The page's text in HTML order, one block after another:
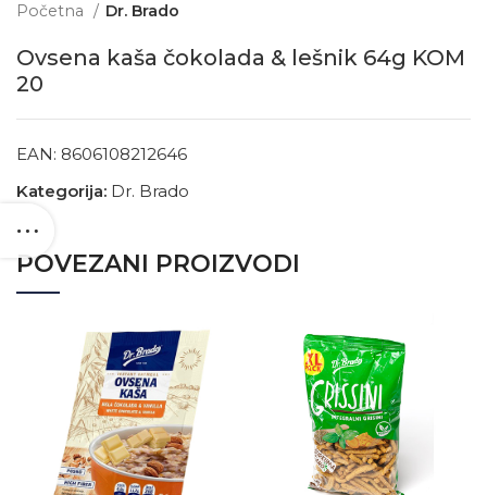
Početna Dr. Brado
Ovsena kaša čokolada & lešnik 64g KOM
20
EAN: 8606108212646
Kategorija: Dr. Brado
POVEZANI PROIZVODI